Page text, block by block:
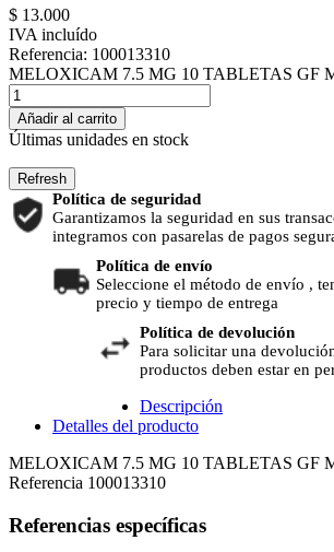
$ 13.000
IVA incluído
Referencia: 100013310
MELOXICAM 7.5 MG 10 TABLETAS GF
Añadir al carrito
Últimas unidades en stock
Política de seguridad
Garantizamos la seguridad en sus
integramos con pasarelas de pagos
Política de envío
Seleccione el método de envío ,
precio y tiempo de entrega
Política de devolución
Para solicitar una
productos deben estar en
Descripción
Detalles del producto
MELOXICAM 7.5 MG 10 TABLETAS GF
Referencia 100013310
Referencias específicas